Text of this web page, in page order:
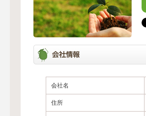
会社名
住所